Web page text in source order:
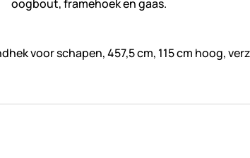
voor schapen, 457,5 cm, 115 cm hoog,